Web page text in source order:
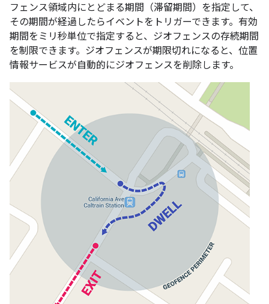
フェンス領域内にとどまる期間（滞留期間）を指定して、
その期間が経過したらイベントをトリガーできます。有効
期間をミリ秒単位で指定すると、ジオフェンスの存続期間
を制限できます。ジオフェンスが期限切れになると、位置
情報サービスが自動的にジオフェンスを削除します。